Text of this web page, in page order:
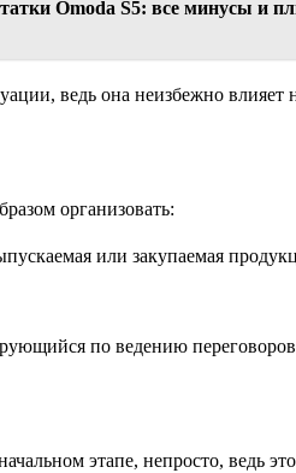
Omoda S5: все минусы и
ведь она неизбежно влияет
организовать:
или закупаемая
по ведению
этапе, непросто, ведь